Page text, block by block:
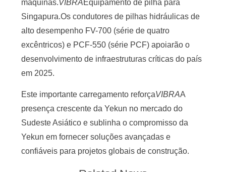
NOTÍCIA
CASOS
PEÇA
UMAS
CITAÇÕES
MAPA
máquinas.VIBRAEquipamento de pilha para
Singapura.Os condutores de pilhas hidráulicas de
alto desempenho FV-700 (série de quatro
excêntricos) e PCF-550 (série PCF) apoiarão o
desenvolvimento de infraestruturas críticas do país
em 2025.
Este importante carregamento reforçaVIBRAA
presença crescente da Yekun no mercado do
Sudeste Asiático e sublinha o compromisso da
Yekun em fornecer soluções avançadas e
confiáveis para projetos globais de construção.